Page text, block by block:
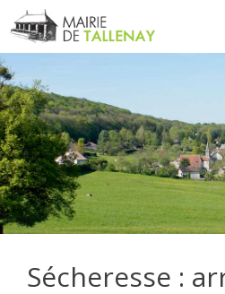
Aller
au
contenu
Sécheresse :